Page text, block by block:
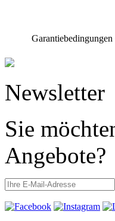
Newsletter
Sie
Angebote?